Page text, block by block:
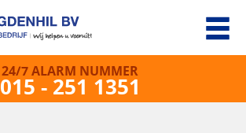
24/7 ALARM NUMMER
015 - 251 1351